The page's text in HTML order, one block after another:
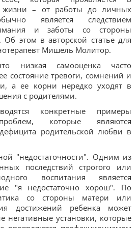
жизни – от работы до личных
является следствием
и заботы со стороны
Об этом в авторской статье для
Мишель Молитор.
низкая самооценка часто
состояние тревоги, сомнений и
а ее корни нередко уходят в
с родителями.
конкретные примеры
которые являются
родительской любви в
"недостаточности". Одним из
последствий строгого или
воспитания является
"я недостаточно хорош". По
со стороны матери или
достижений ребенка может
негативные установки, которые